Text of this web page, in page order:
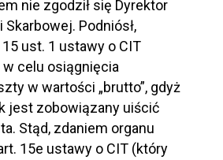
nie zgodził się Dyrektor
Podniósł,
ust. 1 ustawy o CIT
celu osiągnięcia
w wartości „brutto”, gdyż
jest zobowiązany uiścić
Stąd, zdaniem organu
15e ustawy o CIT (który